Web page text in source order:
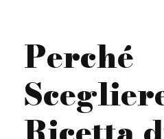
Perché